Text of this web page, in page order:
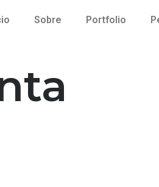
Sobre Portfolio